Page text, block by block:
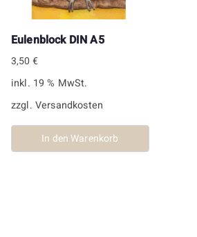
Eulenblock DIN A5
3,50 €
inkl. 19 % MwSt.
zzgl. Versandkosten
In den Warenkorb